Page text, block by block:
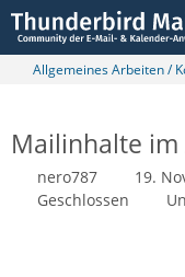
Allgemeines Arbeiten /
Mailinhalte
nero787
19.
Geschlossen